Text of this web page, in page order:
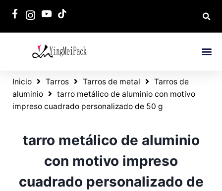
Inicio Tarros Tarros de metal
Tarros de
aluminio
tarro metálico de aluminio con motivo
impreso cuadrado personalizado de 50 g
tarro metálico de aluminio
con motivo impreso
cuadrado personalizado de